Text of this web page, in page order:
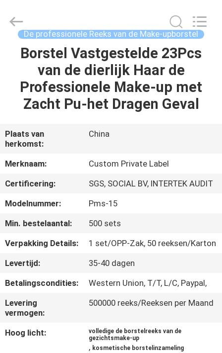
HUIS
PRODUCTEN
ONS
FABRIEKSREIS
KWALITEITSCONTROLE
SITEMAP
PRIVACY
POLICY
Chanmy
Cosmetics
De professionele Reeks van de Make-upborstel
Borstel Vastgestelde 23Pcs
van de dierlijk Haar de
Professionele Make-up met
Zacht Pu-het Dragen Geval
Plaats van
herkomst:
China
Merknaam:
Custom Private Label
Certificering:
SGS, SOCIAL BV, INTERTEK AUDIT
Modelnummer:
Pms-15
Min. bestelaantal:
500 sets
Verpakking Details:
1 set/OPP-Zak, 50 reeksen/Karton
Levertijd:
35-40 dagen
Betalingscondities:
Western Union, T/T, L/C, Paypal,
Levering
vermogen:
500000 reeks/Reeksen per Maand
Hoog licht:
volledige de borstelreeks van de
gezichtsmake-up
, kosmetische borstelinzameling